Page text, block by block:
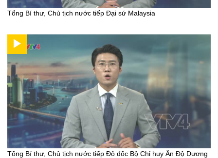
Tổng Bí thư, Chủ tịch nước tiếp Đại sứ Malaysia
Tổng Bí thư, Chủ tịch nước tiếp Đô đốc Bộ Chỉ huy Ấn Độ Dương